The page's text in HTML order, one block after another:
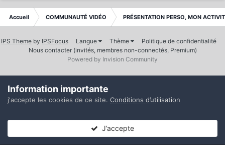
Accueil COMMUNAUTÉ VIDÉO PRÉSENTATION PERSO, MON
IPS Theme by IPSFocus Langue Thème
Politique de confidentialité
Nous contacter (invités, membres non-connectés, Premium)
Powered by Invision Community
Information importante
j'accepte les cookies de ce site. Conditions d’utilisation
J’accepte